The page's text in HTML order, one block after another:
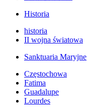
Historia
historia
II wojna światowa
Sanktuaria Maryjne
Częstochowa
Fatima
Guadalupe
Lourdes